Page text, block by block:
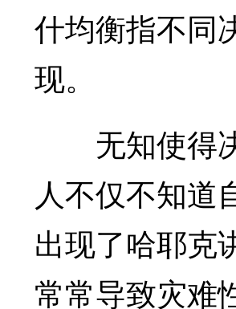
什均衡指不同
现。
无知使得决
人不仅不知道
出现了哈耶克
常常导致灾难